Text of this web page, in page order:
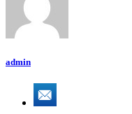
admin